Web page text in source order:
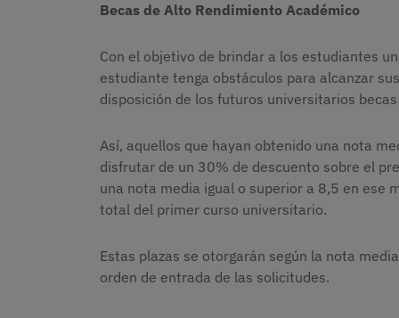
Becas de Alto Rendimiento Académico
Con el objetivo de brindar a los estudiantes
estudiante tenga obstáculos para alcanzar
disposición de los futuros universitarios
Así, aquellos que hayan obtenido una nota
disfrutar de un 30% de descuento sobre el
una nota media igual o superior a 8,5 en ese
total del primer curso universitario.
Estas plazas se otorgarán según la nota
orden de entrada de las solicitudes.